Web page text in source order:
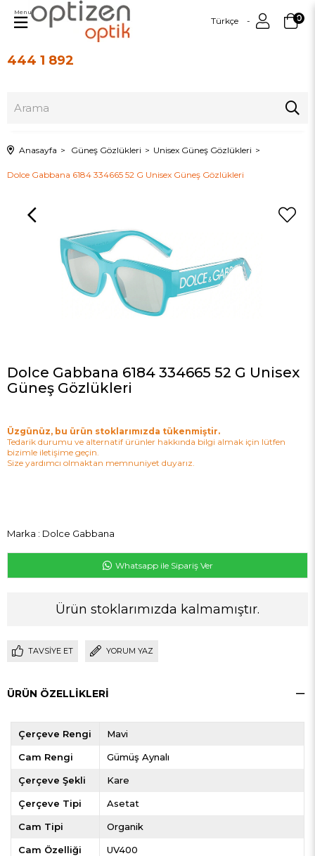
444 1 892
Türkçe 0
Menu
Anasayfa Güneş Gözlükleri Unisex Güneş Gözlükleri
Dolce Gabbana 6184 334665 52 G Unisex Güneş Gözlükleri
Dolce Gabbana 6184 334665 52 G Unisex
Güneş Gözlükleri
Üzgünüz, bu ürün stoklarımızda tükenmiştir.
Tedarik durumu ve alternatif ürünler hakkında bilgi almak için lütfen
bizimle iletişime geçin.
Size yardımcı olmaktan memnuniyet duyarız.
Marka : Dolce Gabbana
Whatsapp ile Sipariş Ver
Ürün stoklarımızda kalmamıştır.
TAVSIYE ET YORUM YAZ
ÜRÜN ÖZELLIKLERI
Çerçeve Rengi Mavi
Cam Rengi Gümüş Aynalı
Çerçeve Şekli Kare
Çerçeve Tipi Asetat
Cam Tipi Organik
Cam Özelliği UV400